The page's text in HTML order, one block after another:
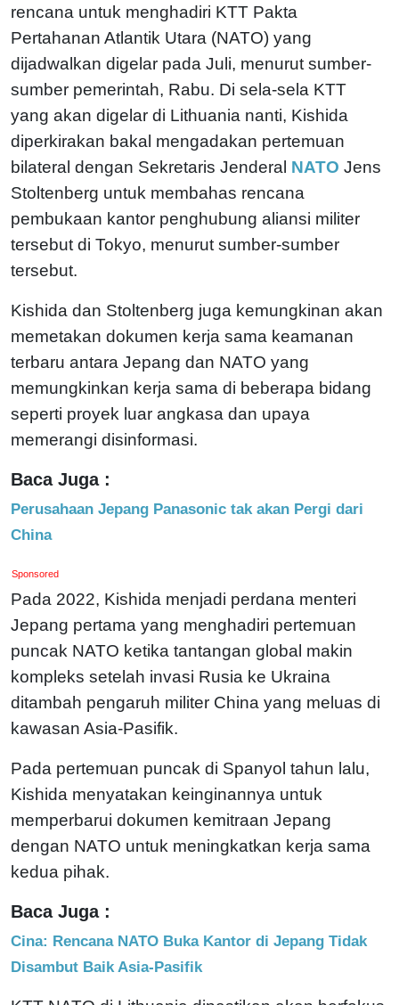
rencana untuk menghadiri KTT Pakta
Pertahanan Atlantik Utara (NATO) yang
dijadwalkan digelar pada Juli, menurut sumber-
sumber pemerintah, Rabu. Di sela-sela KTT
yang akan digelar di Lithuania nanti, Kishida
diperkirakan bakal mengadakan pertemuan
bilateral dengan Sekretaris Jenderal NATO Jens
Stoltenberg untuk membahas rencana
pembukaan kantor penghubung aliansi militer
tersebut di Tokyo, menurut sumber-sumber
tersebut.
Kishida dan Stoltenberg juga kemungkinan akan
memetakan dokumen kerja sama keamanan
terbaru antara Jepang dan NATO yang
memungkinkan kerja sama di beberapa bidang
seperti proyek luar angkasa dan upaya
memerangi disinformasi.
Baca Juga :
Perusahaan Jepang Panasonic tak akan Pergi dari
China
Sponsored
Pada 2022, Kishida menjadi perdana menteri
Jepang pertama yang menghadiri pertemuan
puncak NATO ketika tantangan global makin
kompleks setelah invasi Rusia ke Ukraina
ditambah pengaruh militer China yang meluas di
kawasan Asia-Pasifik.
Pada pertemuan puncak di Spanyol tahun lalu,
Kishida menyatakan keinginannya untuk
memperbarui dokumen kemitraan Jepang
dengan NATO untuk meningkatkan kerja sama
kedua pihak.
Baca Juga :
Cina: Rencana NATO Buka Kantor di Jepang Tidak
Disambut Baik Asia-Pasifik